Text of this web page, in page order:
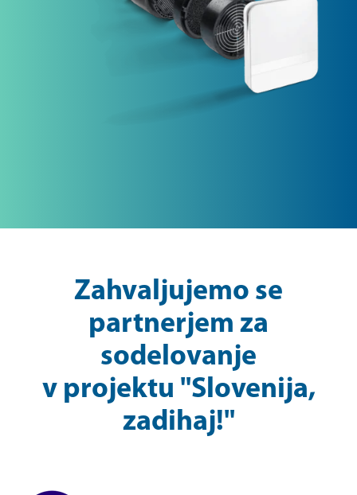
Zahvaljujemo se
partnerjem za
sodelovanje
v projektu "Slovenija,
zadihaj!"